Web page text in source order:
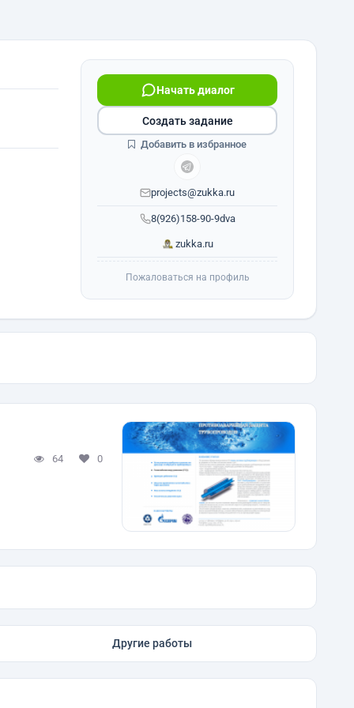
8(926)158-90-9dva
Начать диалог
projects@zukka.ru
zukka.ru
Создать задание
Добавить в избранное
Пожаловаться на профиль
64 0
Другие работы